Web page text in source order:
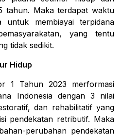
tahun. Maka terdapat waktu
membiayai terpidana
yang tentu
tidak sedikit.
Hidup
1 Tahun 2023 merformasi
Indonesia dengan 3 nilai
dan rehabilitatif yang
pendekatan retributif. Maka
perubahan pendekatan